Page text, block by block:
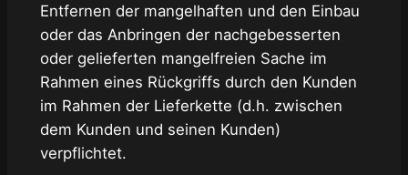
Entfernen der mangelhaften und den Einbau
oder das Anbringen der nachgebesserten
oder gelieferten mangelfreien Sache im
Rahmen eines Rückgriffs durch den Kunden
im Rahmen der Lieferkette (d.h. zwischen
dem Kunden und seinen Kunden)
verpflichtet.